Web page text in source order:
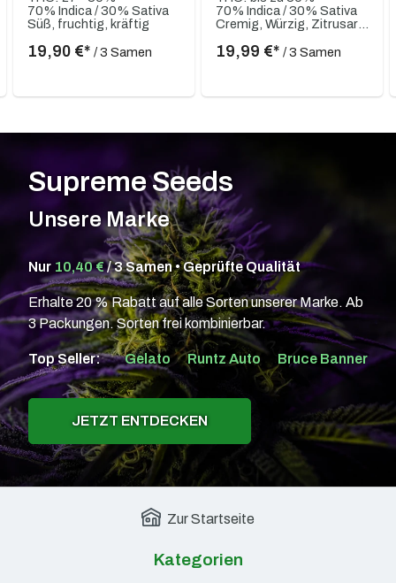
70% Indica / 30% Sativa
Süß, fruchtig, kräftig
19,90 €* / 3 Samen
70% Indica / 30% Sativa
19,99 €* / 3 Samen
Supreme Seeds
Unsere Marke
Nur 10,40 €/ 3 Samen • Geprüfte Qualität
Erhalte 20 % Rabatt auf alle Sorten unserer Marke. Ab
3 Packungen. Sorten frei kombinierbar.
Top Seller: Gelato Runtz Auto Bruce Banner
JETZT ENTDECKEN
Zur Startseite
Kategorien